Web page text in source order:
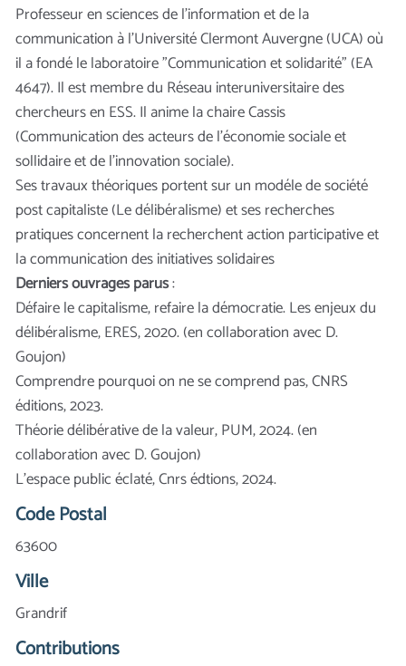
Professeur en sciences de l'information et de la
communication à l'Université Clermont Auvergne (UCA) où
il a fondé le laboratoire "Communication et solidarité" (EA
4647). Il est membre du Réseau interuniversitaire des
chercheurs en ESS. Il anime la chaire Cassis
(Communication des acteurs de l'économie sociale et
sollidaire et de l'innovation sociale).
Ses travaux théoriques portent sur un modéle de société
post capitaliste (Le délibéralisme) et ses recherches
pratiques concernent la recherchent action participative et
la communication des initiatives solidaires
Derniers ouvrages parus:
Défaire le capitalisme, refaire la démocratie. Les enjeux du
délibéralisme, ERES, 2020. (en collaboration avec D.
Goujon)
Comprendre pourquoi on ne se comprend pas, CNRS
éditions, 2023.
Théorie délibérative de la valeur, PUM, 2024. (en
collaboration avec D. Goujon)
L'espace public éclaté, Cnrs édtions, 2024.
Code Postal
63600
Ville
Grandrif
Contributions